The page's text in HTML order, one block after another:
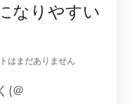
なりやすい
はまだありません
(＠